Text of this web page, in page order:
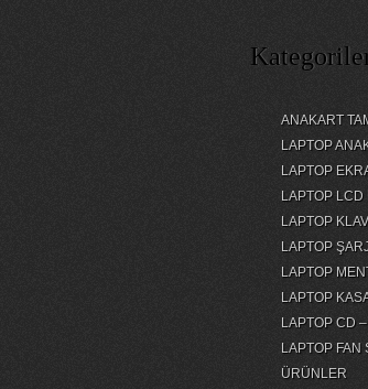
ANAKART
LAPTOP
LAPTOP
LAPTOP LCD
LAPTOP
LAPTOP
LAPTOP
LAPTOP
LAPTOP CD
LAPTOP FAN
ÜRÜNLER